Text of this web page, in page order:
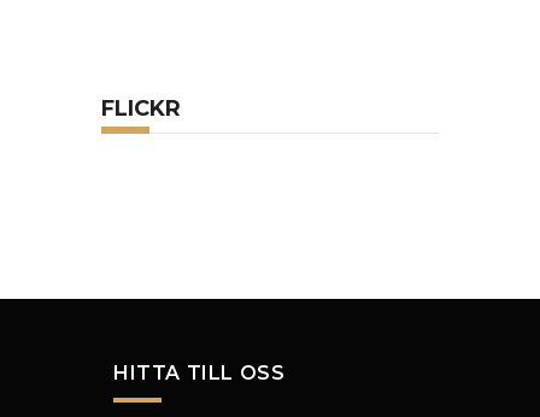
FLICKR
HITTA TILL OSS